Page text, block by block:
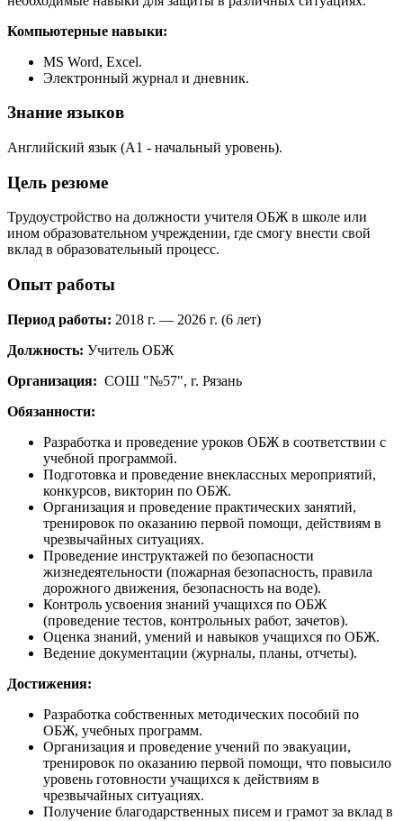
Компьютерные навыки:
MS Word, Excel.
Электронный журнал и дневник.
Знание языков
Английский язык (А1 - начальный уровень).
Цель резюме
Трудоустройство на должности учителя ОБЖ в школе или
ином образовательном учреждении, где смогу внести свой
вклад в образовательный процесс.
Опыт работы
Период работы: 2018 г. — 2026 г. (6 лет)
Должность: Учитель ОБЖ
Организация: СОШ "№57", г. Рязань
Обязанности:
Разработка и проведение уроков ОБЖ в соответствии с
учебной программой.
Подготовка и проведение внеклассных мероприятий,
конкурсов, викторин по ОБЖ.
Организация и проведение практических занятий,
тренировок по оказанию первой помощи, действиям в
чрезвычайных ситуациях.
Проведение инструктажей по безопасности
жизнедеятельности (пожарная безопасность, правила
дорожного движения, безопасность на воде).
Контроль усвоения знаний учащихся по ОБЖ
(проведение тестов, контрольных работ, зачетов).
Оценка знаний, умений и навыков учащихся по ОБЖ.
Ведение документации (журналы, планы, отчеты).
Достижения:
Разработка собственных методических пособий по
ОБЖ, учебных программ.
Организация и проведение учений по эвакуации,
тренировок по оказанию первой помощи, что повысило
уровень готовности учащихся к действиям в
чрезвычайных ситуациях.
Получение благодарственных писем и грамот за вклад в